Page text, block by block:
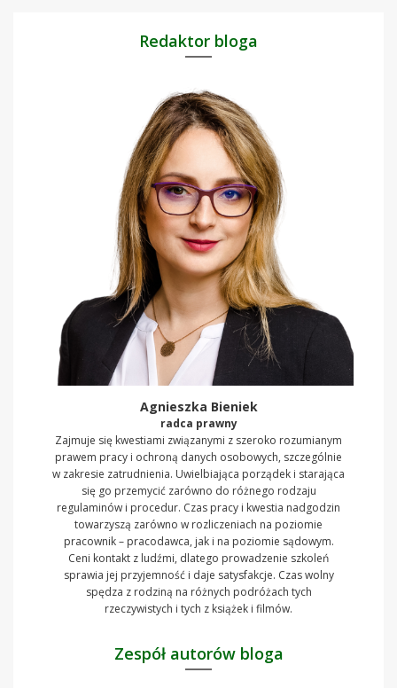
Redaktor bloga
Agnieszka Bieniek
radca prawny
Zajmuje się kwestiami związanymi z szeroko rozumianym
prawem pracy i ochroną danych osobowych, szczególnie
w zakresie zatrudnienia. Uwielbiająca porządek i starająca
się go przemycić zarówno do różnego rodzaju
regulaminów i procedur. Czas pracy i kwestia nadgodzin
towarzyszą zarówno w rozliczeniach na poziomie
pracownik – pracodawca, jak i na poziomie sądowym.
Ceni kontakt z ludźmi, dlatego prowadzenie szkoleń
sprawia jej przyjemność i daje satysfakcje. Czas wolny
spędza z rodziną na różnych podróżach tych
rzeczywistych i tych z książek i filmów.
Zespół autorów bloga